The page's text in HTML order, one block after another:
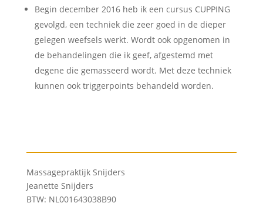
Begin december 2016 heb ik een cursus CUPPING
gevolgd, een techniek die zeer goed in de dieper
gelegen weefsels werkt. Wordt ook opgenomen in
de behandelingen die ik geef, afgestemd met
degene die gemasseerd wordt. Met deze techniek
kunnen ook triggerpoints behandeld worden.
Massagepraktijk Snijders
Jeanette Snijders
BTW: NL001643038B90